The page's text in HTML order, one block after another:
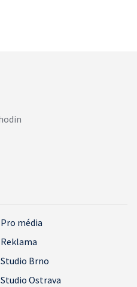
Pro média
Reklama
Studio Brno
Studio Ostrava